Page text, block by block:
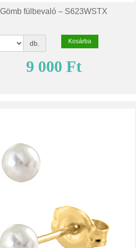
Gömb fülbevaló – S623WSTX
db. Kosárba
9 000 Ft